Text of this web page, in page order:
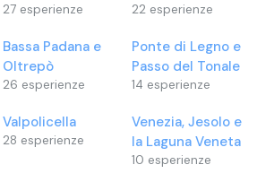
27 esperienze 22 esperienze
Bassa Padana e
Oltrepò
26 esperienze
Ponte di Legno e
Passo del Tonale
14 esperienze
Valpolicella
28 esperienze
Venezia, Jesolo e
la Laguna Veneta
10 esperienze